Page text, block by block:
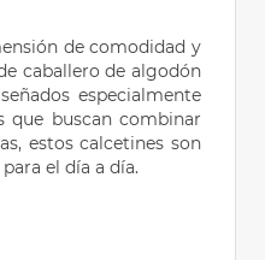
de comodidad y
caballero de algodón
especialmente
que buscan combinar
estos calcetines son
el día a día.